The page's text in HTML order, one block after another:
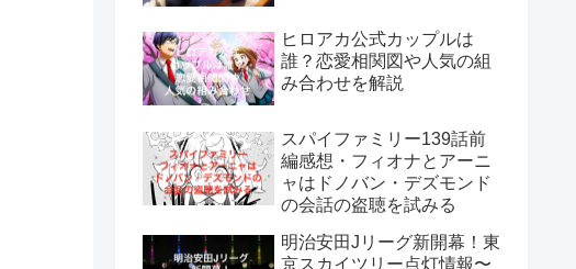
ヒロアカ公式カップルは
誰？恋愛相関図や人気の組
み合わせを解説
スパイファミリー139話前
編感想・フィオナとアーニ
ャはドノバン・デズモンド
の会話の盗聴を試みる
明治安田Jリーグ新開幕！東
京スカイツリー点灯情報〜